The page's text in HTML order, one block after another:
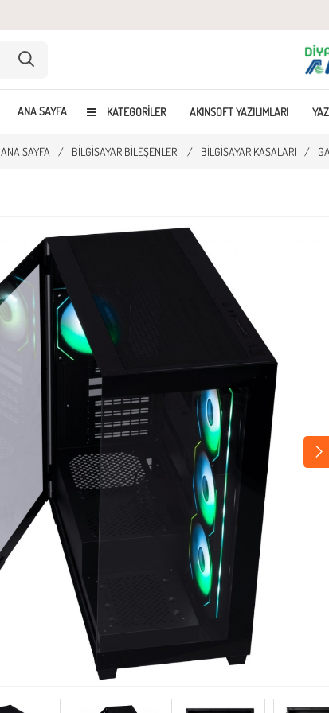
ANA SAYFA KATEGORILER AKINSOFT YAZILIMLARI
ANA SAYFA / BILGISAYAR BILEŞENLERI / BILGISAYAR KASALARI /